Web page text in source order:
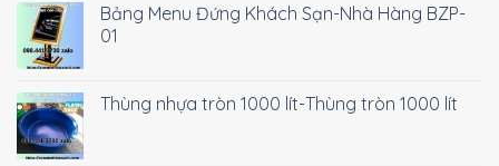
Bảng Menu Đứng Khách Sạn-Nhà Hàng BZP-
01
Thùng nhựa tròn 1000 lít-Thùng tròn 1000 lít